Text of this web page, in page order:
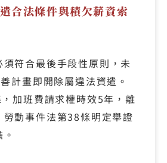
合法條件與積欠薪資索
符合最後手段性原則，未
計畫即開除屬違法資遣。
加班費請求權時效5年，離
動事件法第38條明定舉證